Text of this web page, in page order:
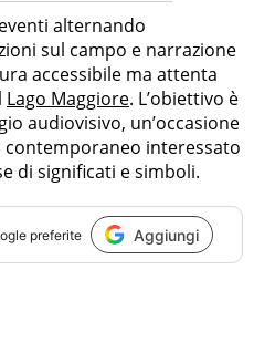
alternando
sul campo e narrazione
accessibile ma attenta
Lago Maggiore. L’obiettivo è
audiovisivo, un’occasione
interessato
di significati e simboli.
preferite Aggiungi